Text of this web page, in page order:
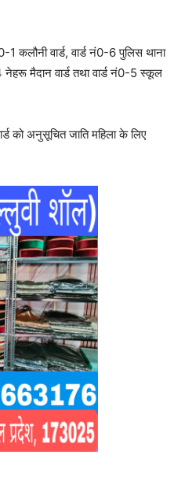
कलौनी वार्ड, वार्ड नं0-6 पुलिस थाना
नेहरू मैदान वार्ड तथा वार्ड नं0-5 स्कूल
को अनुसूचित जाति महिला के लिए